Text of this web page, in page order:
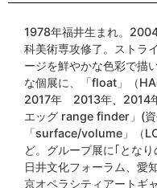
1978年福井生まれ。
科美術専攻修了。ストラ
ージを鮮やかな色彩で描
な個展に、「float」（
2017年 2013年、2014
エッグ range finder」(資
「surface/volume」（
ど。グループ展に｢とな
日井文化フォーラム、愛
京オペラシティアートギ